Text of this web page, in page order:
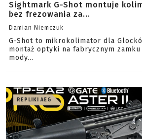
Sightmark G-Shot montuje
bez frezowania za...
Damian Niemczuk
G-Shot to mikrokolimator dla
montaż optyki na fabrycznym zamku
mody...
REPLIKI AEG